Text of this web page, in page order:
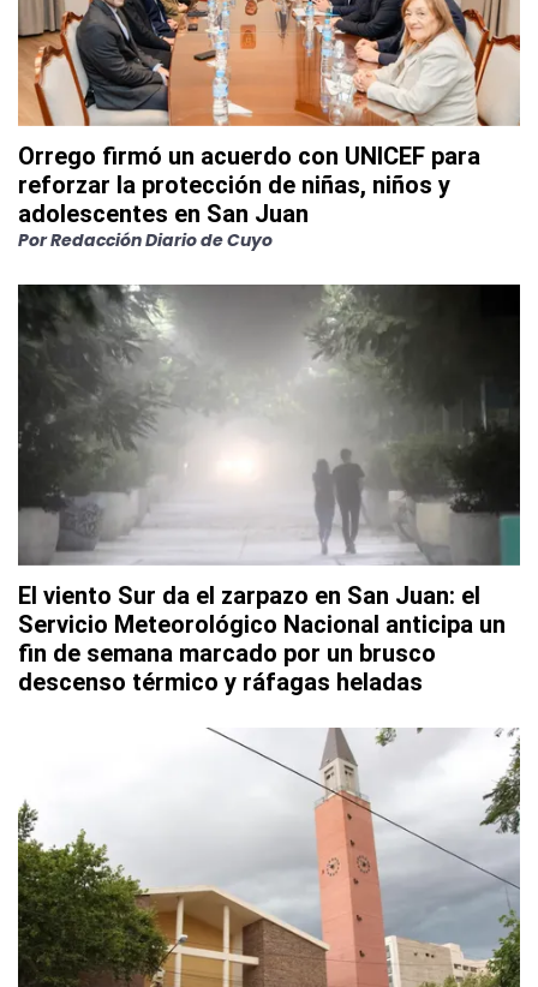
Orrego firmó un acuerdo con UNICEF para
reforzar la protección de niñas, niños y
adolescentes en San Juan
PorRedacción Diario de Cuyo
El viento Sur da el zarpazo en San Juan: el
Servicio Meteorológico Nacional anticipa un
fin de semana marcado por un brusco
descenso térmico y ráfagas heladas